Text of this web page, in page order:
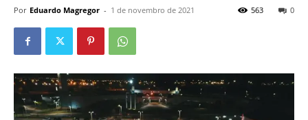
Por Eduardo Magregor - 1 de novembro de 2021 0
563